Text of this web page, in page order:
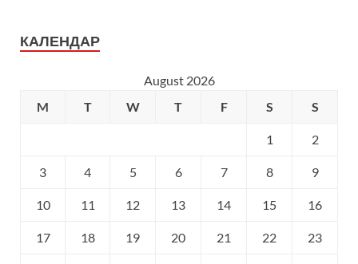
КАЛЕНДАР
August 2026
M
T W T F S S
1 2
3 4 5 6 7 8 9
10 11 12 13 14 15 16
17 18 19 20 21 22 23